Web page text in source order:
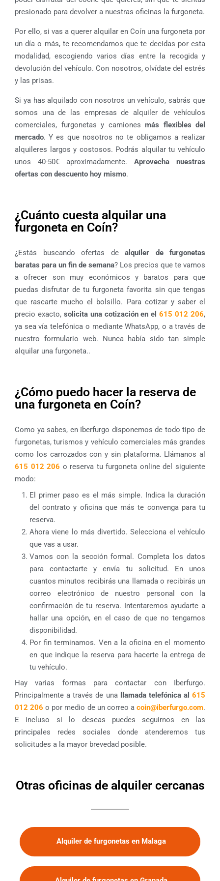
presionado para devolver a nuestras oficinas la furgoneta.
Por ello, si vas a querer alquilar en Coín una furgoneta por
un día o más, te recomendamos que te decidas por esta
modalidad, escogiendo varios días entre la recogida y
devolución del vehículo. Con nosotros, olvídate del estrés
y las prisas.
Si ya has alquilado con nosotros un vehículo, sabrás que
somos una de las empresas de alquiler de vehículos
comerciales, furgonetas y camiones más flexibles del
mercado. Y es que nosotros no te obligamos a realizar
alquileres largos y costosos. Podrás alquilar tu vehículo
unos 40-50€ aproximadamente. Aprovecha nuestras
ofertas con descuento hoy mismo.
¿Cuánto cuesta alquilar una
furgoneta en Coín?
¿Estás buscando ofertas de alquiler de furgonetas
baratas para un fin de semana? Los precios que te vamos
a ofrecer son muy económicos y baratos para que
puedas disfrutar de tu furgoneta favorita sin que tengas
que rascarte mucho el bolsillo. Para cotizar y saber el
precio exacto, solicita una cotización en el615 012 206,
ya sea vía telefónica o mediante WhatsApp, o a través de
nuestro formulario web. Nunca había sido tan simple
alquilar una furgoneta..
¿Cómo puedo hacer la reserva de
una furgoneta en Coín?
Como ya sabes, en Iberfurgo disponemos de todo tipo de
furgonetas, turismos y vehículo comerciales más grandes
como los carrozados con y sin plataforma. Llámanos al
615 012 206 o reserva tu furgoneta online del siguiente
modo:
El primer paso es el más simple. Indica la duración
del contrato y oficina que más te convenga para tu
reserva.
Ahora viene lo más divertido. Selecciona el vehículo
que vas a usar.
Vamos con la sección formal. Completa los datos
para contactarte y envía tu solicitud. En unos
cuantos minutos recibirás una llamada o recibirás un
correo electrónico de nuestro personal con la
confirmación de tu reserva. Intentaremos ayudarte a
hallar una opción, en el caso de que no tengamos
disponibilidad.
Por fin terminamos. Ven a la oficina en el momento
en que indique la reserva para hacerte la entrega de
tu vehículo.
Hay varias formas para contactar con Iberfurgo.
Principalmente a través de una
llamada telefónica al 615
012 206 o por medio de un correo acoin@iberfurgo.com.
E incluso si lo deseas puedes seguirnos en las
principales redes sociales donde atenderemos tus
solicitudes a la mayor brevedad posible.
Otras oficinas de alquiler cercanas
Alquiler de furgonetas en Malaga